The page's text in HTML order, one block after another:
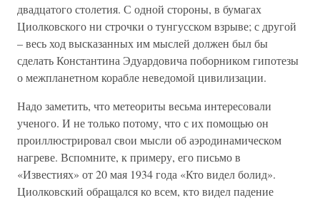
двадцатого столетия. С одной стороны, в бумагах
Циолковского ни строчки о тунгусском взрыве; с другой
– весь ход высказанных им мыслей должен был бы
сделать Константина Эдуардовича поборником гипотезы
о межпланетном корабле неведомой цивилизации.
Надо заметить, что метеориты весьма интересовали
ученого. И не только потому, что с их помощью он
проиллюстрировал свои мысли об аэродинамическом
нагреве. Вспомните, к примеру, его письмо в
«Известиях» от 20 мая 1934 года «Кто видел болид».
Циолковский обращался ко всем, кто видел падение